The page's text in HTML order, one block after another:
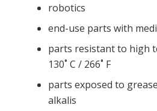
robotics
end-use parts with
parts resistant to high
130˚ C / 266˚ F
parts exposed to
alkalis